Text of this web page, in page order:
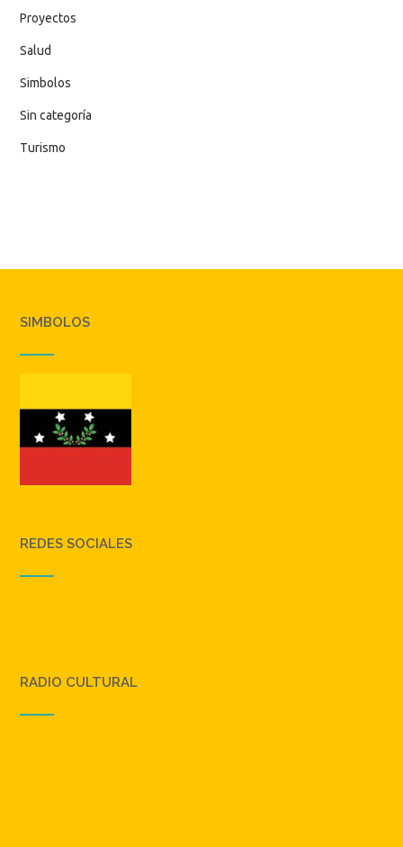
Proyectos
Salud
Simbolos
Sin categoría
Turismo
SIMBOLOS
REDES SOCIALES
RADIO CULTURAL